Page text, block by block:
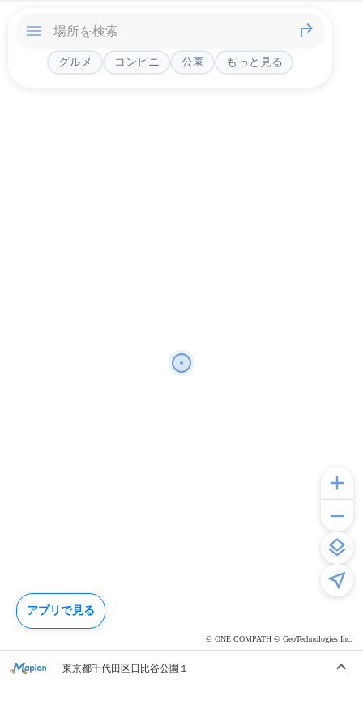
© ONE COMPATH © GeoTechnologies Inc.
グルメ コンビニ 公園 もっと見る
東京都千代田区日比谷公園１
アプリで見る